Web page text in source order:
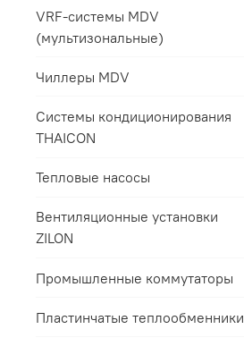
VRF-системы MDV
(мультизональные)
Чиллеры MDV
Системы кондиционирования
THAICON
Тепловые насосы
Вентиляционные установки
ZILON
Промышленные коммутаторы
Пластинчатые теплообменники